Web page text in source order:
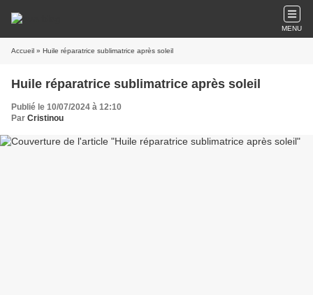
MENU
Accueil » Huile réparatrice sublimatrice après soleil
Huile réparatrice sublimatrice après soleil
Publié le 10/07/2024 à 12:10
Par Cristinou